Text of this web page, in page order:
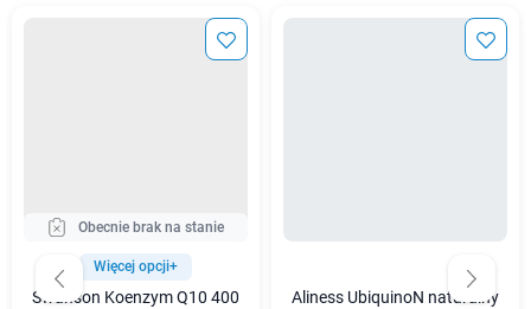
Obecnie brak na stanie
Więcej opcji+
Swanson Koenzym Q10 400
Aliness UbiquinoN naturalny